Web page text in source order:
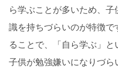
ら学ぶことが多いため、
識を持ちづらいのが特徴
ることで、「自ら学ぶ」と
子供が勉強嫌いになりづら